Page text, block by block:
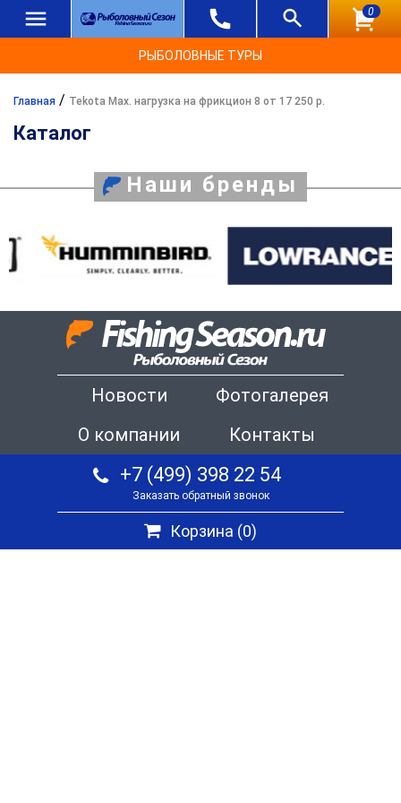
0
РЫБОЛОВНЫЕ ТУРЫ
Главная / Tekota Max. нагрузка на фрикцион 8 от 17 250 р.
Каталог
Наши бренды
Новости
Фотогалерея
О компании
Контакты
+7 (499) 398 22 54
Заказать обратный звонок
Корзина (0)